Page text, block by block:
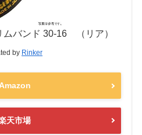
バンド 30-16 （リア）
by Rinker
天市場